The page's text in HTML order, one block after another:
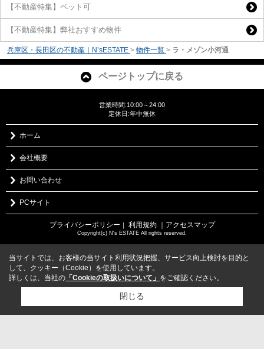
【不動産特集】ペット可
【不動産特集】弊社おすすめ物件
兵庫区・長田区の不動産｜N’sESTATE > 物件一覧 > ラ・メゾン小河通
ページトップに戻る
営業時間:10:00～24:00
定休日:年中無休
ホーム
会社概要
お問い合わせ
PCサイト
プライバシーポリシー 利用規約 ｜アクセスマップ
Copyright(c) N's ESTATE All rights reserved.
当サイトでは、お客様の当サイト利用状況把握、サービス向上検討を目的と
して、クッキー（Cookie）を使用しています。
詳しくは、当社の 「Cookieの取扱いについて」 をご確認ください。
閉じる